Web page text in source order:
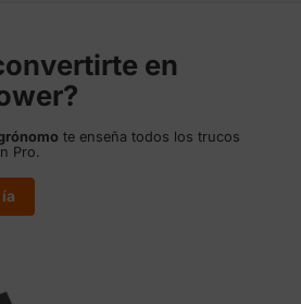
en
te enseña todos los trucos
Pro.